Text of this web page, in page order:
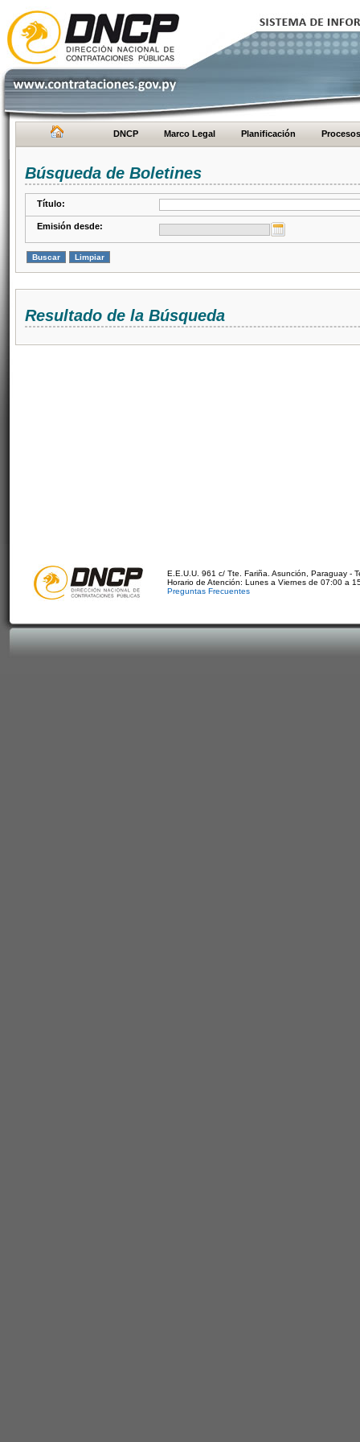
DNCP Marco Legal Planificación Procesos
Búsqueda de Boletines
Título:
Emisión desde:
Resultado de la Búsqueda
E.E.U.U. 961 c/ Tte. Fariña. Asunción, Paraguay -
Horario de Atención: Lunes a Viernes de 07:00 a
Preguntas Frecuentes